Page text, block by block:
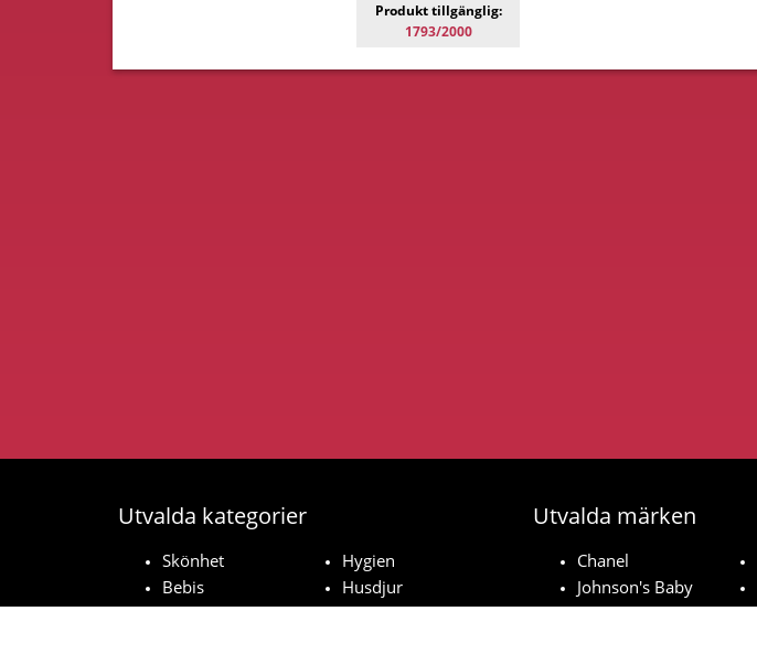
Produkt tillgänglig:
1793/2000
Utvalda kategorier
Skönhet
Hygien
Bebis
Husdjur
Hushåll
Utvalda märken
Chanel
Johnson's Baby
Bozita